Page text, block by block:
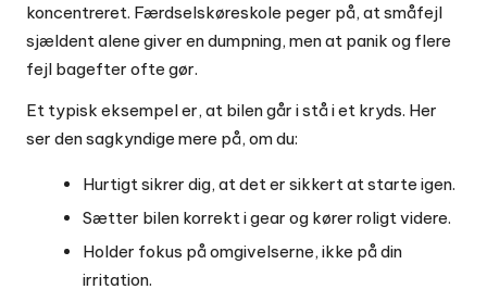
koncentreret. Færdselskøreskole peger på, at småfejl
sjældent alene giver en dumpning, men at panik og flere
fejl bagefter ofte gør.
Et typisk eksempel er, at bilen går i stå i et kryds. Her
ser den sagkyndige mere på, om du:
Hurtigt sikrer dig, at det er sikkert at starte igen.
Sætter bilen korrekt i gear og kører roligt videre.
Holder fokus på omgivelserne, ikke på din
irritation.